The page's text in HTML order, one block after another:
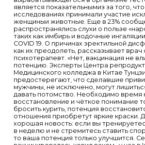
является показательнымиз за того,
исследованиях принимали участие
женщиныи животные. Еще в 23%
распространялись слухи о пользе
таких как имбирь и водочные
COVID 19. О причинах эректильной
как их преодолеть, рассказывает врач
психотерапевт. «Нет, вакцинация не
потенцию. Эксперты Центра
Медицинского колледжа в Китае Тунцзи
предостерегают, что сделавшие
мужчины, не исключено, могут
давать потомство. Необходимо время
восстановление и чёткое понимание
бросить курить, потенция
отношения приобретут яркие краски.
хорошая новость: если вы
в неделю и не стремитесь ставить
то ваша потенция только улучшится.